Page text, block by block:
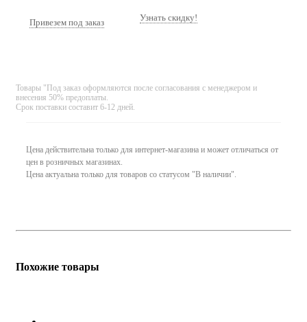
Привезем под заказ Узнать скидку!
Товары "Под заказ оформляются после согласования с менеджером и
внесения 50% предоплаты.
Срок поставки составит 6-12 дней.
Цена действительна только для интернет-магазина и может отличаться от
цен в розничных магазинах.
Цена актуальна только для товаров со статусом "В наличии".
Похожие товары